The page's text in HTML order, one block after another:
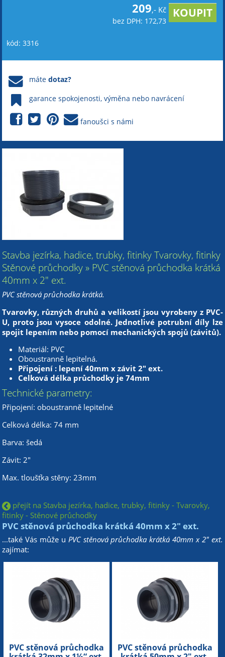
209,- Kč
bez DPH: 172,73
kód: 3316
mátedotaz?
garance spokojenosti, výměna nebo navrácení
fanoušci s námi
Stavba jezírka, hadice, trubky, fitinky Tvarovky, fitinky
Stěnové průchodky » PVC stěnová průchodka krátká
40mm x 2" ext.
PVC stěnová průchodka krátká.
Tvarovky, různých druhů a velikostí jsou vyrobeny z PVC-
U, proto jsou vysoce odolné. Jednotlivé potrubní díly lze
spojit lepením nebo pomocí mechanických spojů (závitů).
Materiál: PVC
Oboustranně lepitelná.
Připojení : lepení 40mm x závit 2" ext.
Celková délka průchodky je 74mm
Technické parametry:
Připojení: oboustranně lepitelné
Celková délka: 74 mm
Barva: šedá
Závit: 2"
Max. tloušťka stěny: 23mm
přejít na Stavba jezírka, hadice, trubky, fitinky - Tvarovky,
fitinky - Stěnové průchodky
PVC stěnová průchodka krátká 40mm x 2" ext.
...také Vás může u PVC stěnová průchodka krátká 40mm x 2" ext.
zajímat:
PVC stěnová průchodka
PVC stěnová průchodka